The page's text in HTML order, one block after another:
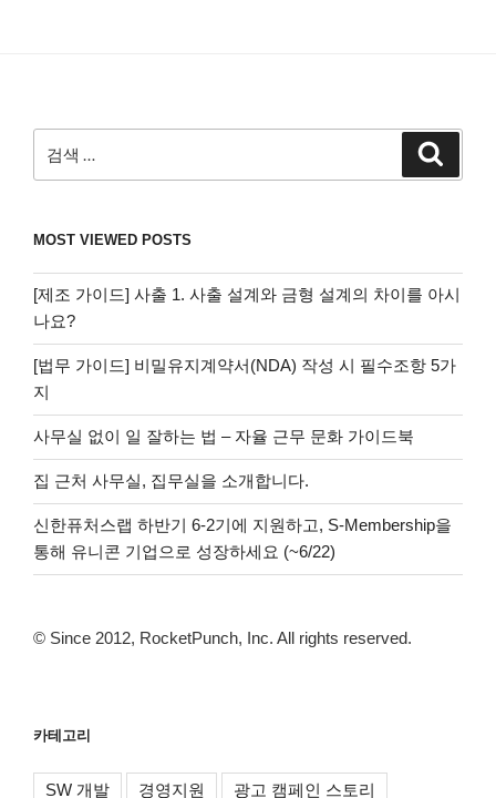
색:
MOST VIEWED POSTS
[제조 가이드] 사출 1. 사출 설계와 금형 설계의 차이를 아시
나요?
[법무 가이드] 비밀유지계약서(NDA) 작성 시 필수조항 5가
지
사무실 없이 일 잘하는 법 – 자율 근무 문화 가이드북
집 근처 사무실, 집무실을 소개합니다.
신한퓨처스랩 하반기 6-2기에 지원하고, S-Membership을
통해 유니콘 기업으로 성장하세요 (~6/22)
© Since 2012, RocketPunch, Inc. All rights reserved.
카테고리
SW 개발 경영지원 광고 캠페인 스토리